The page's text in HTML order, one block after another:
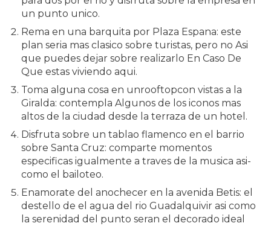
un punto unico.
Rema en una barquita por Plaza Espana: este
plan seri­a mas clasico sobre turistas, pero no Asi
que puedes dejar sobre realizarlo En Caso De
Que estas viviendo aqui.
Toma alguna cosa en unrooftopcon vistas a la
Giralda: contempla Algunos de los iconos mas
altos de la ciudad desde la terraza de un hotel.
Disfruta sobre un tablao flamenco en el barrio
sobre Santa Cruz: comparte momentos
especificas igualmente a traves de la musica asi­
como el bailoteo.
Enamorate del anochecer en la avenida Betis: el
destello de el agua del rio Guadalquivir asi­ como
la serenidad del punto seran el decorado ideal